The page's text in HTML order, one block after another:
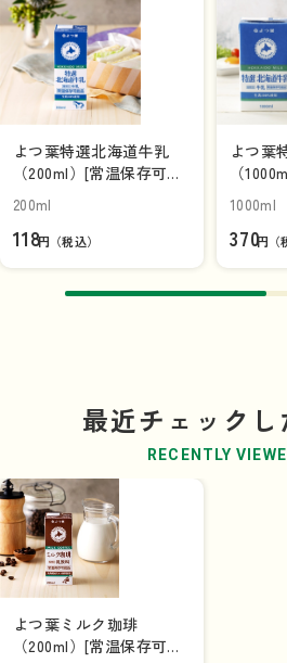
よつ葉特選北海道牛乳
（200ml）[常温保存可能
200ml
118円（税込）
よつ葉
（
1000ml
370円（
最近チェックし
RECENTLY
よつ葉ミルク珈琲
（200ml）[常温保存可能